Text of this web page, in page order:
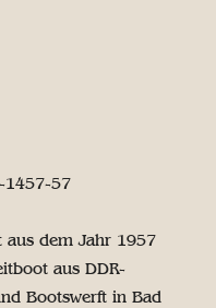
57
aus dem Jahr 1957
aus DDR-
Bootswerft in Bad